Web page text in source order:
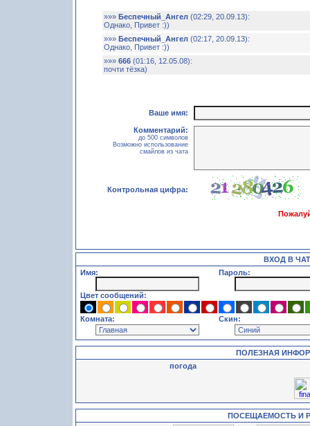
»»» Беспечный_Ангел (02:29, 20.09.13):
Однако, Привет :))
»»» Беспечный_Ангел (02:17, 20.09.13):
Однако, Привет :))
»»» 666 (01:16, 12.05.08):
почти тёзка)
Ваше имя:
Комментарий:
до 500 символов
Возможно использование
смайлов из чата
Контрольная цифра:
ВХОД В ЧАТ
Имя:
Пароль:
Цвет сообщений:
Комната: Скин:
ПОЛЕЗНАЯ
погода
ПОСЕЩАЕМОСТЬ И